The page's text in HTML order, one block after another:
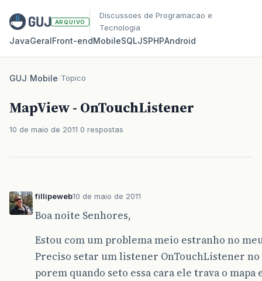
ARQUIVO
Discussoes de Programacao e
Tecnologia
JavaGeralFront‑endMobileSQLJSPHPAndroid
GUJ/Mobile/Topico
MapView - OnTouchListener
10 de maio de 2011 0 respostas
fillipeweb10 de maio de 2011
Boa noite Senhores,
Estou com um problema meio estranho no
Preciso setar um listener OnTouchListener no
porem quando seto essa cara ele trava o mapa